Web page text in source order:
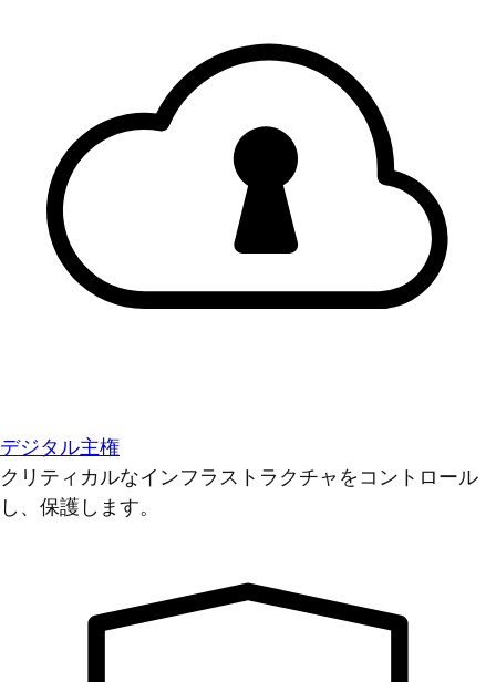
デジタル主権
クリティカルなインフラストラクチャをコントロール
し、保護します。